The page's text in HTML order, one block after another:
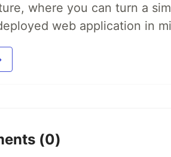
where you can turn a
web application in
(0)